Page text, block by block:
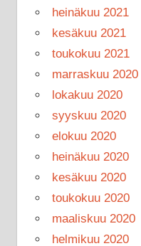
heinäkuu 2021
kesäkuu 2021
toukokuu 2021
marraskuu 2020
lokakuu 2020
syyskuu 2020
elokuu 2020
heinäkuu 2020
kesäkuu 2020
toukokuu 2020
maaliskuu 2020
helmikuu 2020